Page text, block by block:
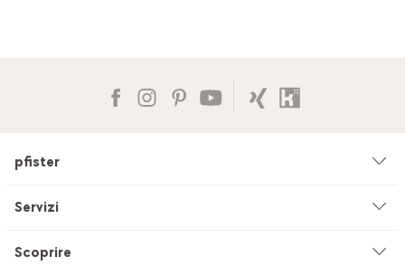
pfister
Azienda
Servizi
Consulenza
Scoprire